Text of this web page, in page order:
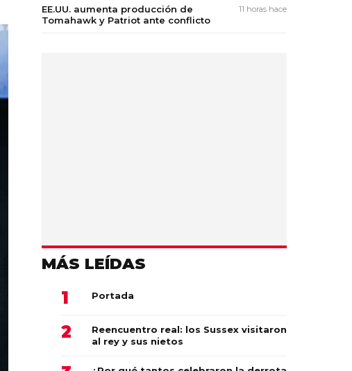
EE.UU. aumenta producción de
Tomahawk y Patriot ante conflicto
11 horas hace
MÁS LEÍDAS
Portada
Reencuentro real: los Sussex visitaron
al rey y sus nietos